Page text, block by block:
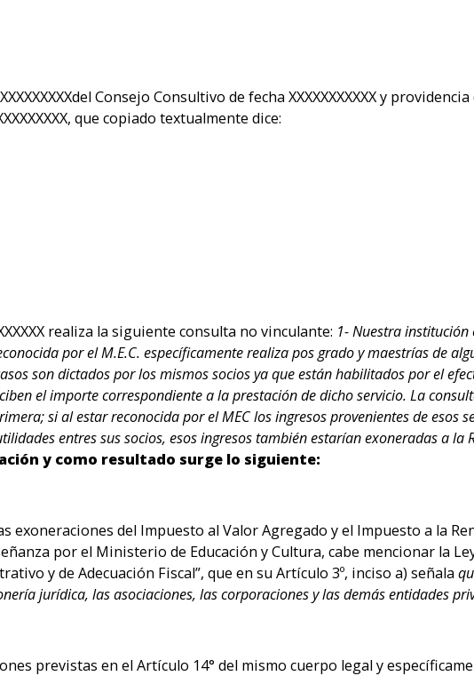
Consejo Consultivo de fecha XXXXXXXXXXX y
que copiado textualmente dice:
realiza la siguiente consulta no vinculante: 1- Nuestra
por el M.E.C. específicamente realiza pos grado y maestrías de
son dictados por los mismos socios ya que están habilitados por el
el importe correspondiente a la prestación de dicho servicio. La
si al estar reconocida por el MEC los ingresos provenientes de esos
entres sus socios, esos ingresos también estarían exoneradas a la
y como resultado surge lo siguiente:
exoneraciones del Impuesto al Valor Agregado y el Impuesto a la
por el Ministerio de Educación y Cultura, cabe mencionar la
y de Adecuación Fiscal”, que en su Artículo 3º, inciso a) señala
jurídica, las asociaciones, las corporaciones y las demás entidades
previstas en el Artículo 14° del mismo cuerpo legal y